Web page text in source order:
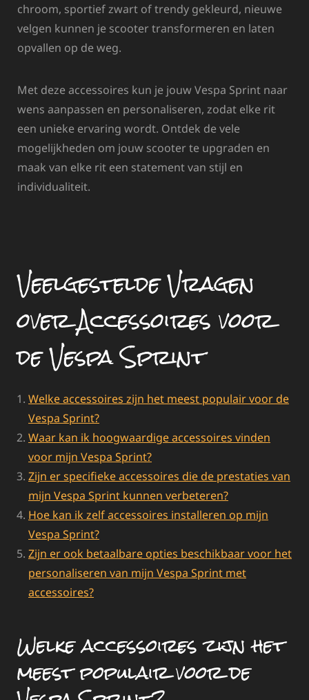
chroom, sportief zwart of trendy gekleurd, nieuwe
velgen kunnen je scooter transformeren en laten
opvallen op de weg.
Met deze accessoires kun je jouw Vespa Sprint naar
wens aanpassen en personaliseren, zodat elke rit
een unieke ervaring wordt. Ontdek de vele
mogelijkheden om jouw scooter te upgraden en
maak van elke rit een statement van stijl en
individualiteit.
Veelgestelde Vragen
over Accessoires voor
de Vespa Sprint
Welke accessoires zijn het meest populair voor de
Vespa Sprint?
Waar kan ik hoogwaardige accessoires vinden
voor mijn Vespa Sprint?
Zijn er specifieke accessoires die de prestaties van
mijn Vespa Sprint kunnen verbeteren?
Hoe kan ik zelf accessoires installeren op mijn
Vespa Sprint?
Zijn er ook betaalbare opties beschikbaar voor het
personaliseren van mijn Vespa Sprint met
accessoires?
Welke accessoires zijn het
meest populair voor de